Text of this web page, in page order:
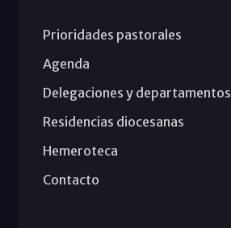
Prioridades pastorales
Agenda
Delegaciones y departamentos
Residencias diocesanas
Hemeroteca
Contacto